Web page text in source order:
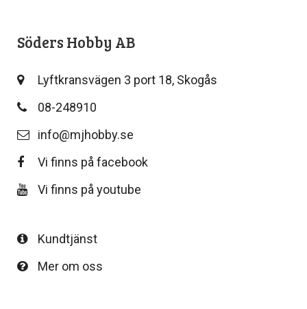
Söders Hobby AB
Lyftkransvägen 3 port 18, Skogås
08-248910
info@mjhobby.se
Vi finns på facebook
Vi finns på youtube
Kundtjänst
Mer om oss